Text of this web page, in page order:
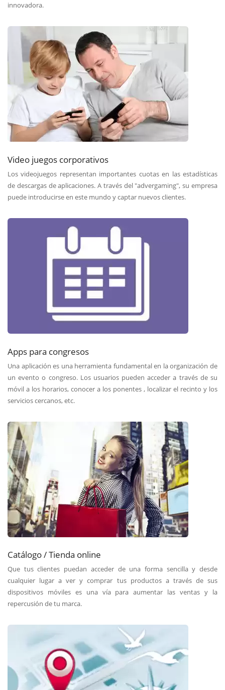
innovadora.
Video juegos corporativos
Los videojuegos representan importantes cuotas en las estadísticas
de descargas de aplicaciones. A través del "advergaming", su empresa
puede introducirse en este mundo y captar nuevos clientes.
Apps para congresos
Una aplicación es una herramienta fundamental en la organización de
un evento o congreso. Los usuarios pueden acceder a través de su
móvil a los horarios, conocer a los ponentes , localizar el recinto y los
servicios cercanos, etc.
Catálogo / Tienda online
Que tus clientes puedan acceder de una forma sencilla y desde
cualquier lugar a ver y comprar tus productos a través de sus
dispositivos móviles es una vía para aumentar las ventas y la
repercusión de tu marca.